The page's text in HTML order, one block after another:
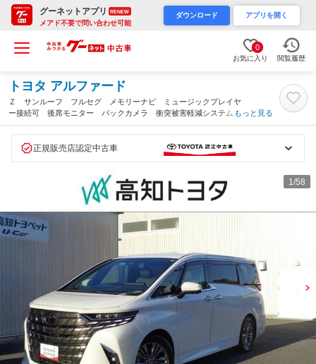
グーネットアプリ RENEW
メアド不要で問い合わせ可能
ダウンロード アプリを開く
0
お気に入り 閲覧履歴
トヨタ アルファード
Ｚ サンルーフ フルセグ メモリーナビ ミュージックプレイヤ
ー接続可 後席モニター バックカメラ 衝突被害軽減システム
ＥＴＣ ドラレコ 両側電動スライド ＬＥＤヘッドランプ 乗車
もっと見る
正規販売店認定中古車
1 /58